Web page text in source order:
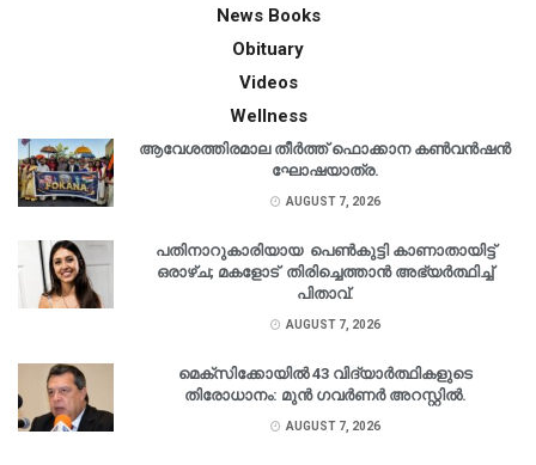
News Books
Obituary
Videos
Wellness
ആവേശത്തിരമാല തീർത്ത് ഫൊക്കാന കൺവൻഷൻ
ഘോഷയാത്ര.
AUGUST 7, 2026
പതിനാറുകാരിയായ പെൺകുട്ടി കാണാതായിട്ട്
ഒരാഴ്ച; മകളോട് തിരിച്ചെത്താൻ അഭ്യർത്ഥിച്ച്
പിതാവ്.
AUGUST 7, 2026
മെക്‌സിക്കോയിൽ 43 വിദ്യാർത്ഥികളുടെ
തിരോധാനം: മുൻ ഗവർണർ അറസ്റ്റിൽ.
AUGUST 7, 2026